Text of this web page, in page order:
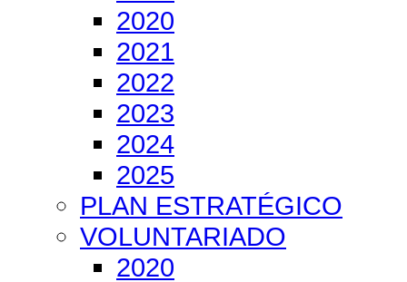
2020
2021
2022
2023
2024
2025
PLAN ESTRATÉGICO
VOLUNTARIADO
2020